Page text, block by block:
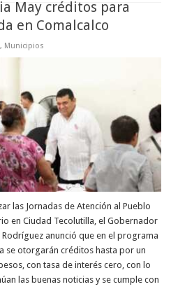
May créditos para
en Comalcalco
, Municipios
las Jornadas de Atención al Pueblo
en Ciudad Tecolutilla, el Gobernador
Rodríguez anunció que en el programa
se otorgarán créditos hasta por un
con tasa de interés cero, con lo
las buenas noticias y se cumple con